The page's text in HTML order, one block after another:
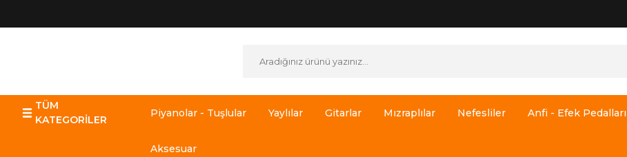
TÜM
KATEGORİLER
Piyanolar - Tuşlular Yaylılar Gitarlar Mızraplılar Nefesliler Anfi - Efek Pedalları
Aksesuar